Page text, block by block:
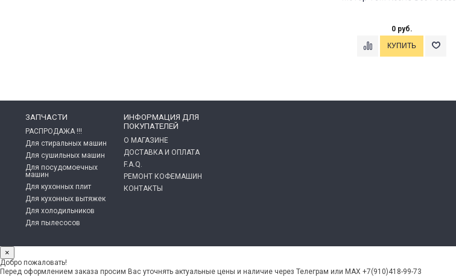
0 руб.
ЗАПЧАСТИ
РАСПРОДАЖА !!!
Для стиральных машин
Для сушильных машин
Для посудомоечных
машин
Для кухонных плит
Для кухонных вытяжек
Для холодильников
Для пылесосов
ИНФОРМАЦИЯ ДЛЯ
ПОКУПАТЕЛЕЙ
О МАГАЗИНЕ
ДОСТАВКА И ОПЛАТА
F.A.Q.
РЕМОНТ КОФЕМАШИН
КОНТАКТЫ
×
Добро пожаловать!
Перед оформлением заказа просим Вас уточнять актуальные цены и наличие через Телеграм или MAX +7(910)418-99-73